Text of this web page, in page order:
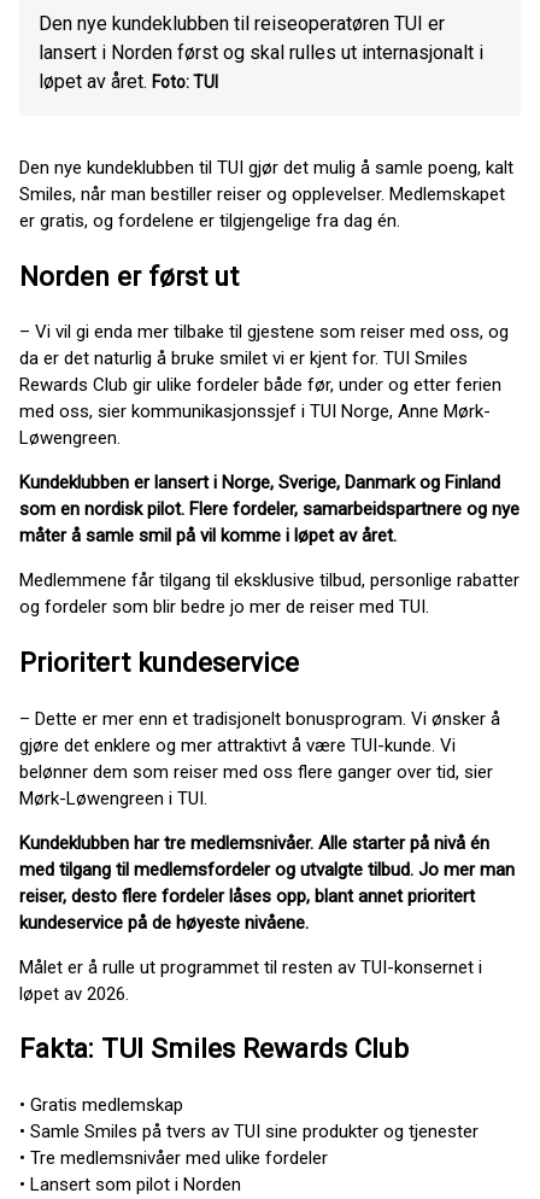
Den nye kundeklubben til reiseoperatøren TUI er
lansert i Norden først og skal rulles ut internasjonalt i
løpet av året. Foto: TUI
Den nye kundeklubben til TUI gjør det mulig å samle poeng, kalt
Smiles, når man bestiller reiser og opplevelser. Medlemskapet
er gratis, og fordelene er tilgjengelige fra dag én.
Norden er først ut
– Vi vil gi enda mer tilbake til gjestene som reiser med oss, og
da er det naturlig å bruke smilet vi er kjent for. TUI Smiles
Rewards Club gir ulike fordeler både før, under og etter ferien
med oss, sier kommunikasjonssjef i TUI Norge, Anne Mørk-
Løwengreen.
Kundeklubben er lansert i Norge, Sverige, Danmark og Finland
som en nordisk pilot. Flere fordeler, samarbeidspartnere og nye
måter å samle smil på vil komme i løpet av året.
Medlemmene får tilgang til eksklusive tilbud, personlige rabatter
og fordeler som blir bedre jo mer de reiser med TUI.
Prioritert kundeservice
– Dette er mer enn et tradisjonelt bonusprogram. Vi ønsker å
gjøre det enklere og mer attraktivt å være TUI-kunde. Vi
belønner dem som reiser med oss flere ganger over tid, sier
Mørk-Løwengreen i TUI.
Kundeklubben har tre medlemsnivåer. Alle starter på nivå én
med tilgang til medlemsfordeler og utvalgte tilbud. Jo mer man
reiser, desto flere fordeler låses opp, blant annet prioritert
kundeservice på de høyeste nivåene.
Målet er å rulle ut programmet til resten av TUI-konsernet i
løpet av 2026.
Fakta: TUI Smiles Rewards Club
• Gratis medlemskap
• Samle Smiles på tvers av TUI sine produkter og tjenester
• Tre medlemsnivåer med ulike fordeler
• Lansert som pilot i Norden